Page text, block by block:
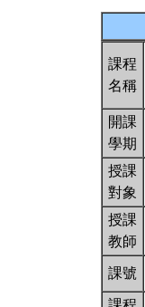
課程
名稱
開課
學期
授課
對象
授課
教師
課號